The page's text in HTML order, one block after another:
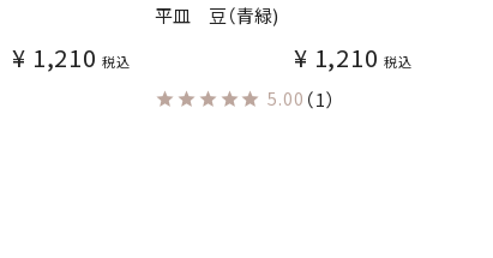
¥ 1,210 税込
平皿 豆（青緑)
¥ 1,210 税込
5.00 （1）